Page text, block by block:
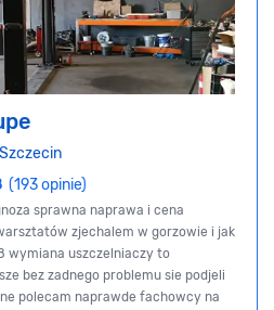
Szczecin
(193 opinie)
sprawna naprawa i cena
zjechalem w gorzowie i jak
wymiana uszczelniaczy to
bez zadnego problemu sie podjeli
polecam naprawde fachowcy na